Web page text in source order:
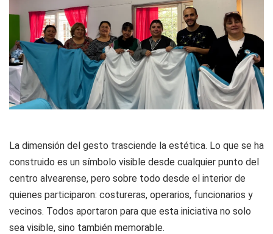
La dimensión del gesto trasciende la estética. Lo que se ha
construido es un símbolo visible desde cualquier punto del
centro alvearense, pero sobre todo desde el interior de
quienes participaron: costureras, operarios, funcionarios y
vecinos. Todos aportaron para que esta iniciativa no solo
sea visible, sino también memorable.